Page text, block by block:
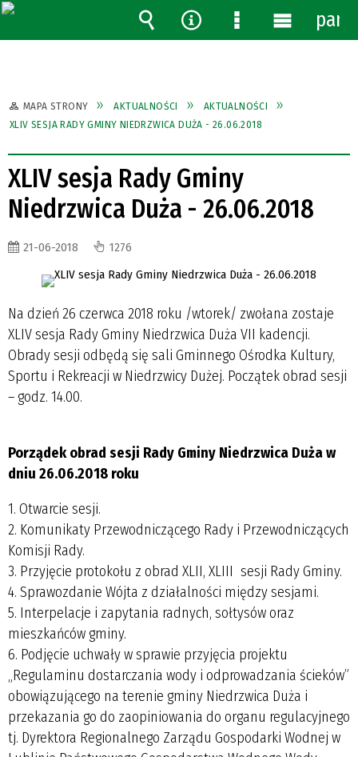
MAPA STRONY AKTUALNOŚCI
AKTUALNOŚCI
XLIV SESJA RADY GMINY NIEDRZWICA DUŻA - 26.06.2018
XLIV sesja Rady Gminy
Niedrzwica Duża - 26.06.2018
21-06-2018 1276
Na dzień 26 czerwca 2018 roku /wtorek/ zwołana zostaje
XLIV sesja Rady Gminy Niedrzwica Duża VII kadencji.
Obrady sesji odbędą się sali Gminnego Ośrodka Kultury,
Sportu i Rekreacji w Niedrzwicy Dużej. Początek obrad sesji
– godz. 14.00.
Porządek obrad sesji Rady Gminy Niedrzwica Duża w
dniu 26.06.2018 roku
1. Otwarcie sesji.
2. Komunikaty Przewodniczącego Rady i Przewodniczących
Komisji Rady.
3. Przyjęcie protokołu z obrad XLII, XLIII sesji Rady Gminy.
4. Sprawozdanie Wójta z działalności między sesjami.
5. Interpelacje i zapytania radnych, sołtysów oraz
mieszkańców gminy.
6. Podjęcie uchwały w sprawie przyjęcia projektu
„Regulaminu dostarczania wody i odprowadzania ścieków”
obowiązującego na terenie gminy Niedrzwica Duża i
przekazania go do zaopiniowania do organu regulacyjnego
tj. Dyrektora Regionalnego Zarządu Gospodarki Wodnej w
Wyszukiwarka
Narzędzia
MenuMenu